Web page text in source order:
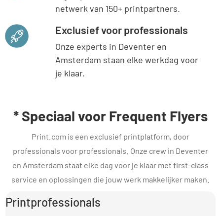
netwerk van 150+ printpartners.
Exclusief voor professionals
Onze experts in Deventer en
Amsterdam staan elke werkdag voor
je klaar.
* Speciaal voor Frequent Flyers
Print.com is een exclusief printplatform, door
professionals voor professionals. Onze crew in Deventer
en Amsterdam staat elke dag voor je klaar met first-class
service en oplossingen die jouw werk makkelijker maken.
Printprofessionals